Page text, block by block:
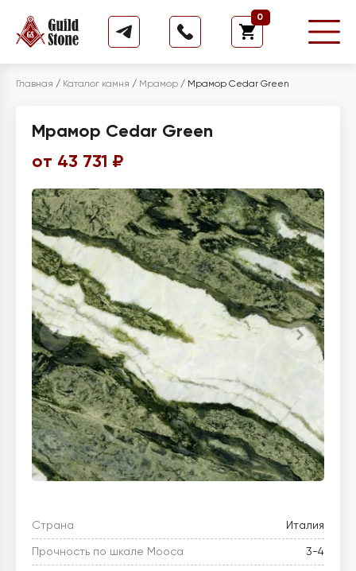
0
Главная / Каталог камня / Мрамор / Мрамор Cedar Green
Мрамор Cedar Green
от 43 731 ₽
Страна Италия
Прочность по шкале Мооса 3-4